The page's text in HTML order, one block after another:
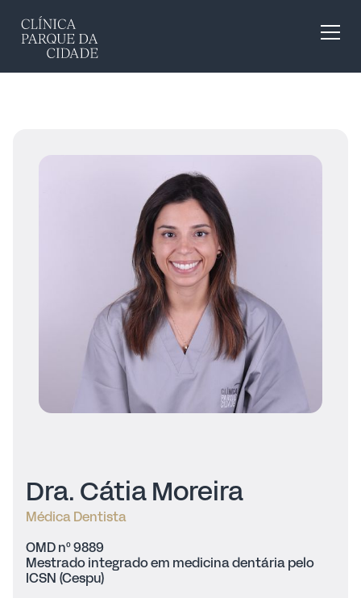
Dra. Cátia Moreira
Médica Dentista
OMD nº 9889
Mestrado integrado em medicina dentária pelo
ICSN (Cespu)